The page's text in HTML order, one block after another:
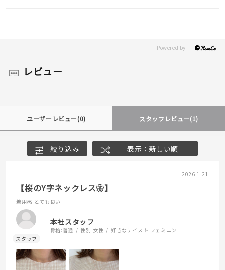
レビュー
ユーザーレビュー(0) スタッフレビュー(1)
絞り込み 表示：新しい順
2026.1.21
【桜のY字ネックレス❀】
着用感:とても良い
本社スタッフ
骨格:普通 性別:女性 好きなテイスト: フェミニン